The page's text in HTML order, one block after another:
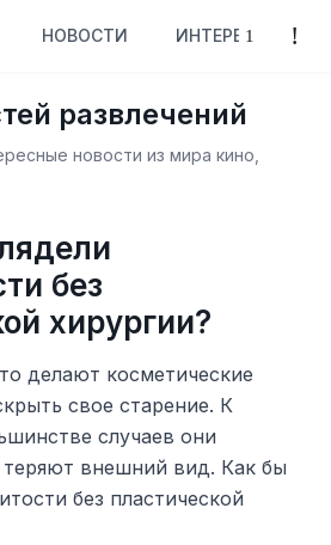
НОВОСТИ ИНТЕРЕСНОЕ
развлечений
новости из мира кино,
без
хирургии?
делают косметические
свое старение. К
случаев они
внешний вид. Как бы
без пластической